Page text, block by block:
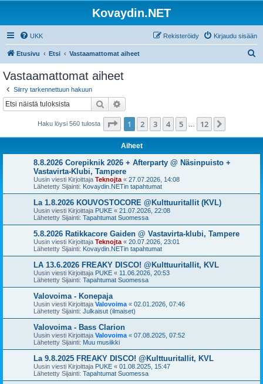
Kovaydin.NET
UKK Kirjaudu sisään
Rekisteröidy
Etusivu Etsi Vastaamattomat aiheet
Vastaamattomat aiheet
Siirry tarkennettuun hakuun
Etsi
Haku löysi 560 tulosta Sivu /12
1 2 3 4 5 12
Aiheet
8.8.2026 Corepiknik 2026 + Afterparty @ Näsinpuisto +
Vastavirta-Klubi, Tampere
Uusin viesti Kirjoittaja Teknojta « 27.07.2026, 14:08
Lähetetty Sijainti: Kovaydin.NETin tapahtumat
La 1.8.2026 KOUVOSTOCORE @Kulttuuritallit (KVL)
Uusin viesti Kirjoittaja PUKE « 21.07.2026, 22:08
Lähetetty Sijainti: Tapahtumat Suomessa
5.8.2026 Ratikkacore Gaiden @ Vastavirta-klubi, Tampere
Uusin viesti Kirjoittaja Teknojta « 20.07.2026, 23:01
Lähetetty Sijainti: Kovaydin.NETin tapahtumat
LA 13.6.2026 FREAKY DISCO! @Kulttuuritallit, KVL
Uusin viesti Kirjoittaja PUKE « 11.06.2026, 20:53
Lähetetty Sijainti: Tapahtumat Suomessa
Valovoima - Konepaja
Uusin viesti Kirjoittaja Valovoima « 02.01.2026, 07:46
Lähetetty Sijainti: Julkaisut (ilmaiset)
Valovoima - Bass Clarion
Uusin viesti Kirjoittaja Valovoima « 07.08.2025, 07:52
Lähetetty Sijainti: Muu musiikki
La 9.8.2025 FREAKY DISCO! @Kulttuuritallit, KVL
Uusin viesti Kirjoittaja PUKE « 01.08.2025, 15:47
Lähetetty Sijainti: Tapahtumat Suomessa